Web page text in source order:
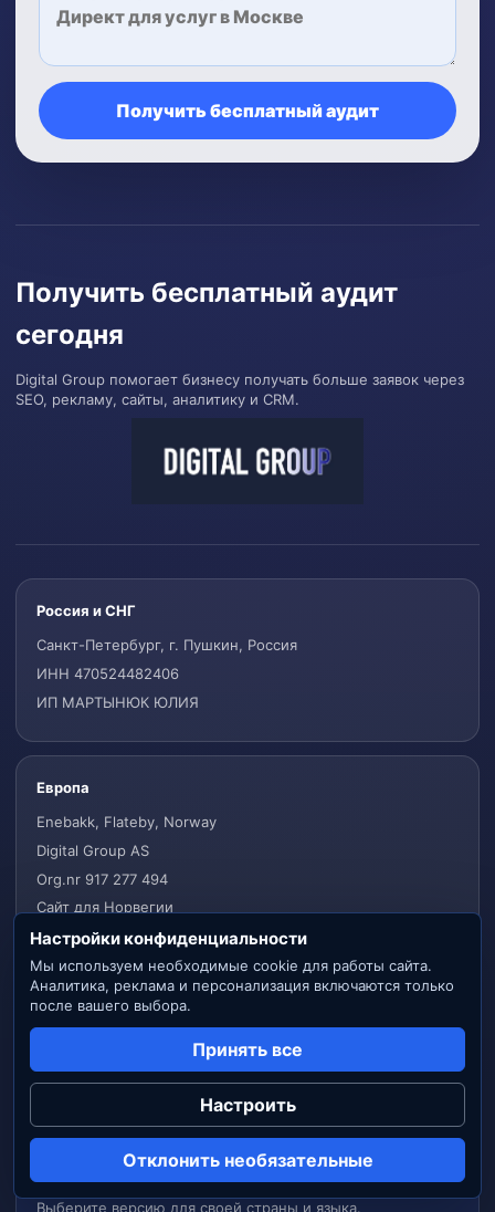
Настройки конфиденциальности
Мы используем необходимые cookie для работы сайта.
Аналитика, реклама и персонализация включаются только
после вашего выбора.
Принять все
Настроить
Отклонить необязательные
Получить бесплатный аудит
Получить бесплатный аудит
сегодня
Digital Group помогает бизнесу получать больше заявок через
SEO, рекламу, сайты, аналитику и CRM.
Россия и СНГ
Санкт-Петербург, г. Пушкин, Россия
ИНН 470524482406
ИП МАРТЫНЮК ЮЛИЯ
Европа
Enebakk, Flateby, Norway
Digital Group AS
Org.nr 917 277 494
Сайт для Норвегии
Связаться с нами
info@digital-group.net
Выберите версию для своей страны и языка.